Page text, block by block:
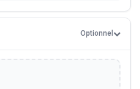
Optionnel